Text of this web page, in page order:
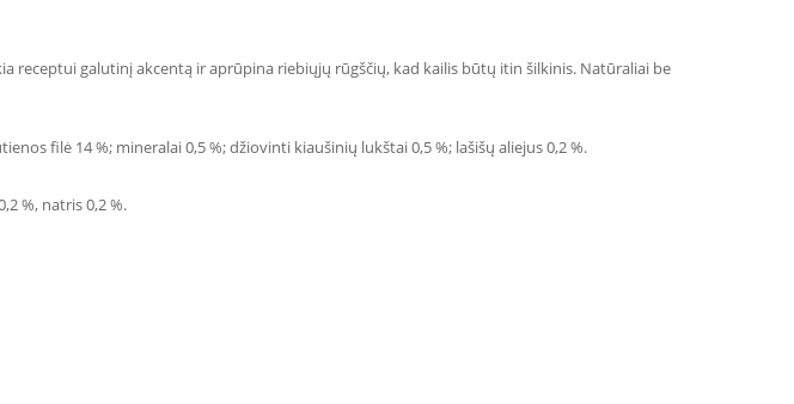
receptui galutinį akcentą ir aprūpina riebiųjų rūgščių, kad kailis būtų itin šilkinis. Natūraliai be
filė 14 %; mineralai 0,5 %; džiovinti kiaušinių lukštai 0,5 %; lašišų aliejus 0,2 %.
%, natris 0,2 %.